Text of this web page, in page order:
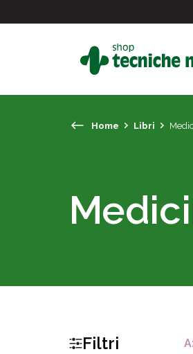
Home Libri
Filtri